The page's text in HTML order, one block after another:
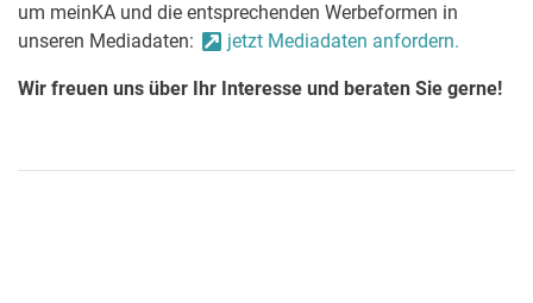
um meinKA und die entsprechenden Werbeformen in
unseren Mediadaten:
jetzt Mediadaten anfordern.
Wir freuen uns über Ihr Interesse und beraten Sie gerne!